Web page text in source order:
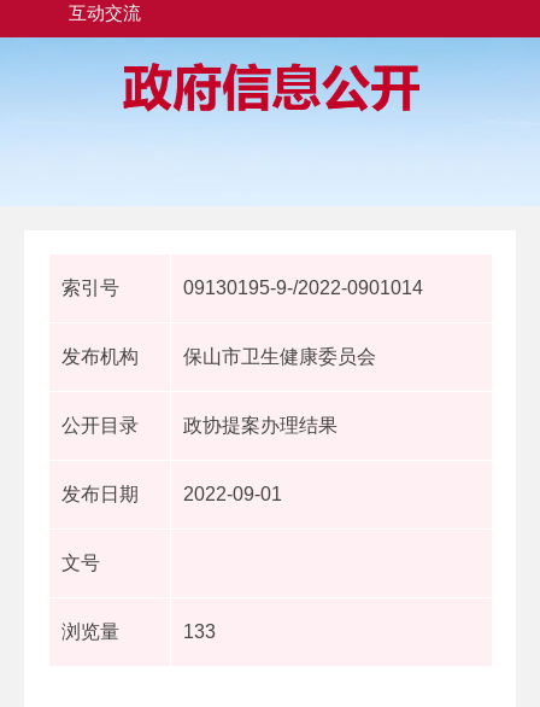
互动交流
索引号 09130195-9-/2022-0901014
发布机构 保山市卫生健康委员会
公开目录 政协提案办理结果
发布日期 2022-09-01
文号
浏览量 133